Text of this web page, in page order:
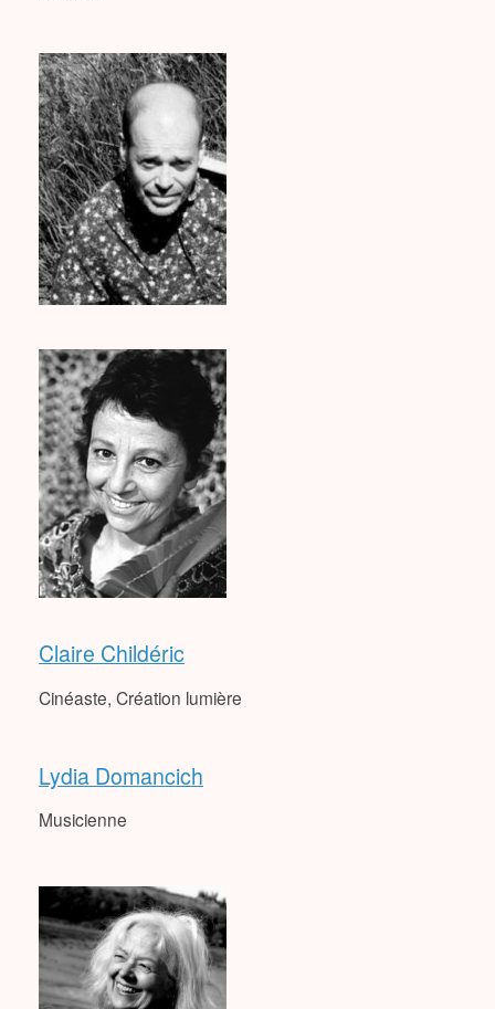
Claire Childéric
Cinéaste, Création lumière
Lydia Domancich
Musicienne